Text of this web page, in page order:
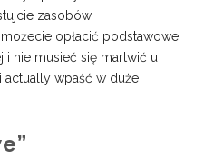
zasobów
opłacić podstawowe
i nie musieć się martwić u
actually wpaść w duże